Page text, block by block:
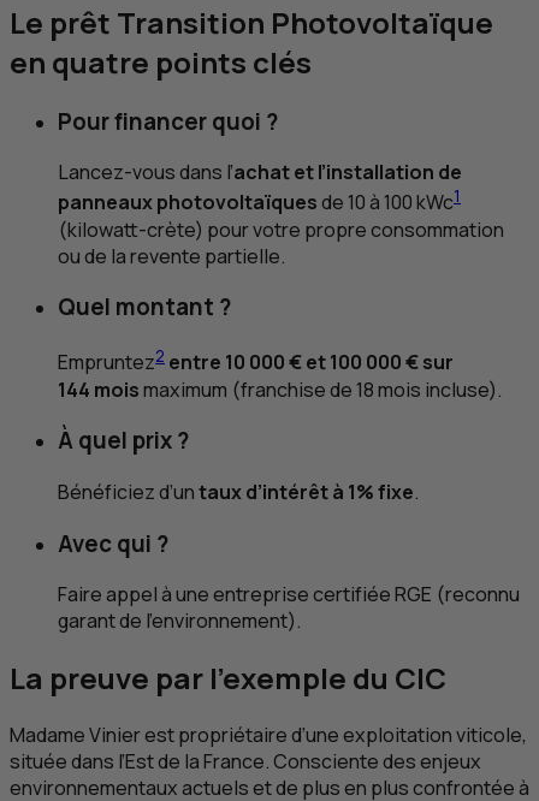
Le prêt Transition Photovoltaïque
en quatre points clés
Pour financer quoi ?
Lancez-vous dans l’achat et l’installation de
panneaux photovoltaïquesde 10 à 100 kWc1
(kilowatt-crète) pour votre propre consommation
ou de la revente partielle.
Quel montant ?
Empruntez2 entre 10 000 € et 100 000 € sur
144 moismaximum (franchise de 18 mois incluse).
À quel prix ?
Bénéficiez d’untaux d’intérêt à 1% fixe.
Avec qui ?
Faire appel à une entreprise certifiéeRGE (reconnu
garant de l'environnement).
La preuve par l'exemple du CIC
Madame Vinier est propriétaire d’une exploitation viticole,
située dans l’Est de la France. Consciente des enjeux
environnementaux actuels et de plus en plus confrontée à